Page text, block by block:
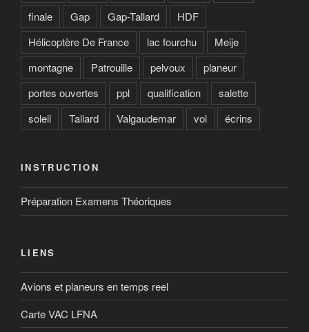
finale
Gap Gap-Tallard
HDF
Hélicoptère De France
lac fourchu
Meije
montagne
Patrouille pelvoux
planeur
portes ouvertes
ppl qualification
salette
soleil
Tallard Valgaudemar vol écrins
INSTRUCTION
Préparation Examens Théoriques
LIENS
Avions et planeurs en temps reel
Carte VAC LFNA